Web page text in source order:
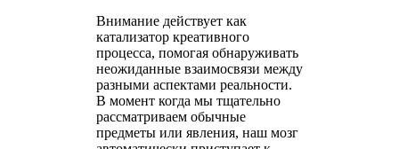
Внимание действует как
катализатор креативного
процесса, помогая обнаруживать
неожиданные взаимосвязи между
разными аспектами реальности.
В момент когда мы тщательно
рассматриваем обычные
предметы или явления, наш мозг